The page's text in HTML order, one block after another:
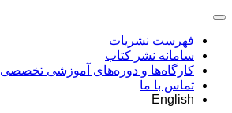
فهرست نشریات
سامانه نشر کتاب
کارگاه‌ها و دوره‌های آموزشی تخصصی
تماس با ما
English